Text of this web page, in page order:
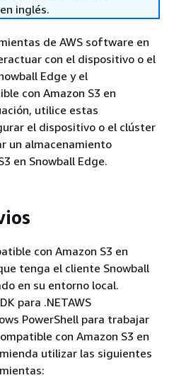
inglés.
de AWS software en
con el dispositivo o el
Edge y el
con Amazon S3 en
utilice estas
el dispositivo o el clúster
un almacenamiento
en Snowball Edge.
con Amazon S3 en
tenga el cliente Snowball
en su entorno local.
para .NETAWS
PowerShell para trabajar
con Amazon S3 en
utilizar las siguientes